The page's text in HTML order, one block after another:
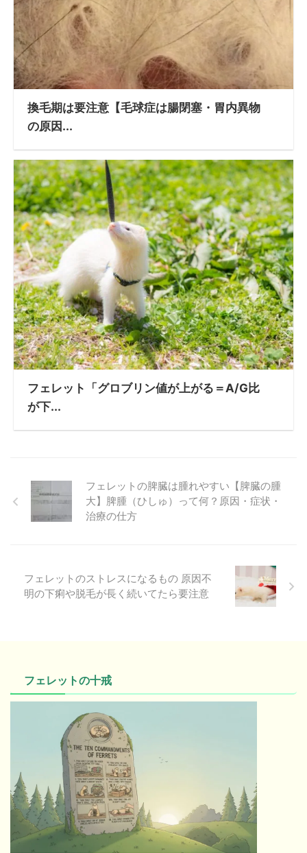
換毛期は要注意【毛球症は腸閉塞・胃内異物
の原因...
フェレット「グロブリン値が上がる＝A/G比
が下...
フェレットの脾臓は腫れやすい【脾臓の腫
大】脾腫（ひしゅ）って何？原因・症状・
治療の仕方
フェレットのストレスになるもの 原因不
明の下痢や脱毛が長く続いてたら要注意
フェレットの十戒